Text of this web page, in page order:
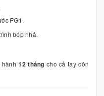
PG1.
bóp nhả.
hành12 tháng cho cả tay côn